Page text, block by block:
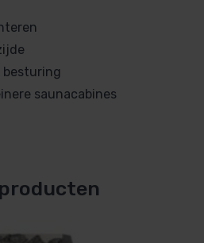
besturing
saunacabines